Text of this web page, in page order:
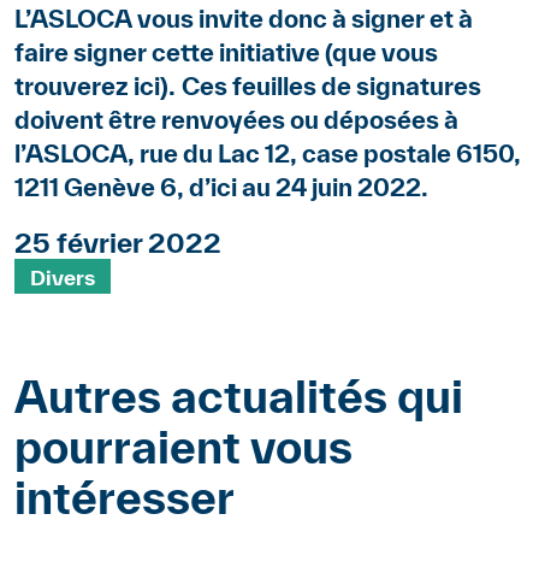
L’ASLOCA vous invite donc à signer et à
faire signer cette initiative (que vous
trouverez ici). Ces feuilles de signatures
doivent être renvoyées ou déposées à
l’ASLOCA, rue du Lac 12, case postale 6150,
1211 Genève 6, d’ici au 24 juin 2022.
25 février 2022
Mots clés
Divers
Autres actualités qui
pourraient vous
intéresser